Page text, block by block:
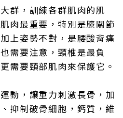
群，訓練各群肌肉的肌
肉最重要，特別是膝關節
上姿勢不對，是腰酸背痛
需要注意，頸椎是最負
需要頸部肌肉來保護它。
動，讓重力刺激長骨，加
抑制破骨細胞，鈣質，維